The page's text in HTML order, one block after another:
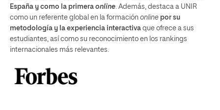
España y como la primera online. Además, destaca a UNIR
como un referente global en la formación online por su
metodología y la experiencia interactiva que ofrece a sus
estudiantes, así como su reconocimiento en los rankings
internacionales más relevantes.